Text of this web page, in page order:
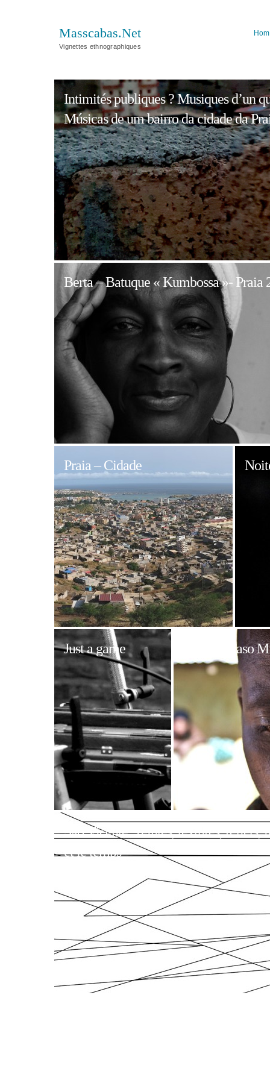
Masscabas.Net
Vignettes ethnographiques
Intimités publiques ? Musiques d’un
Músicas de um bairro da cidade da
Disgostu ki bu dam
Berta – Batuque « Kumbossa »- Praia
Kumbossa
Praia – Cidade
»
Just a game
»
Burkina Faso
»
São Vicente. Teintes, textures, reflets,
et le temps